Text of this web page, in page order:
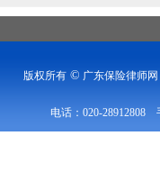
版权所有© 广东保险律师
电话：020-28912808